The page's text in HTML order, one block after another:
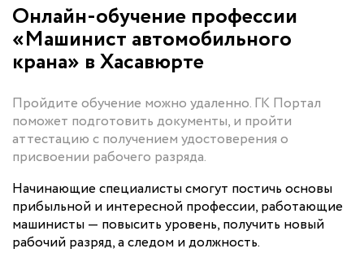
Онлайн-обучение профессии
«Машинист автомобильного
крана» в Хасавюрте
Пройдите обучение можно удаленно. ГК Портал
поможет подготовить документы, и пройти
аттестацию с получением удостоверения о
присвоении рабочего разряда.
Начинающие специалисты смогут постичь основы
прибыльной и интересной профессии, работающие
машинисты — повысить уровень, получить новый
рабочий разряд, а следом и должность.